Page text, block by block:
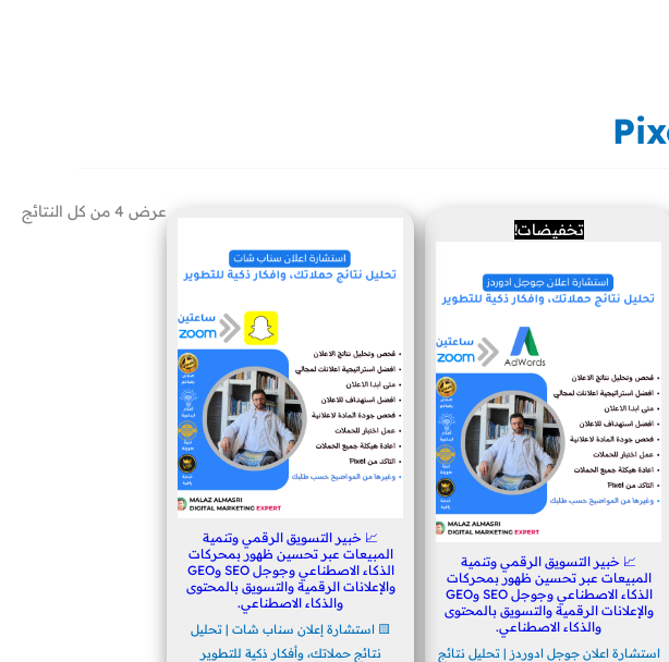
عرض ⁦4⁩ من كل النتائج
تخفيضات!
📈 خبير التسويق الرقمي وتنمية
المبيعات عبر تحسين ظهور بمحركات
الذكاء الاصطناعي وجوجل SEO وGEO
والإعلانات الرقمية والتسويق بالمحتوى
والذكاء الاصطناعي.
استشارة اعلان جوجل ادوردز | تحليل نتائج
الأصلي
الحالي
📈 خبير التسويق الرقمي وتنمية
المبيعات عبر تحسين ظهور بمحركات
الذكاء الاصطناعي وجوجل SEO وGEO
والإعلانات الرقمية والتسويق بالمحتوى
والذكاء الاصطناعي.
🟨 استشارة إعلان سناب شات | تحليل
نتائج حملاتك، وأفكار ذكية للتطوير